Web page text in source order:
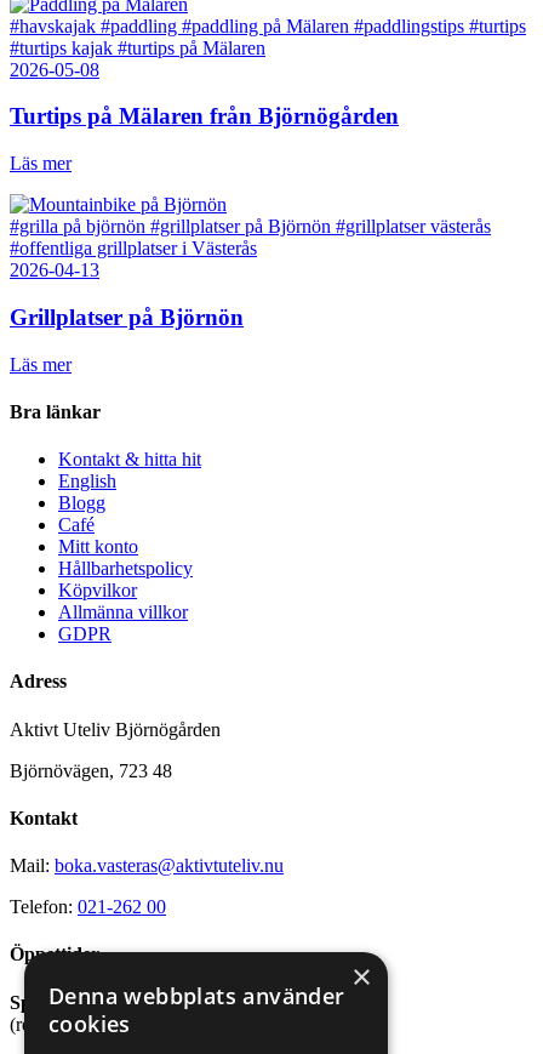
#havskajak #paddling #paddling på Mälaren #paddlingstips #turtips
#turtips kajak #turtips på Mälaren
2026-05-08
Turtips på Mälaren från Björnögården
Läs mer
#grilla på björnön #grillplatser på Björnön #grillplatser västerås
#offentliga grillplatser i Västerås
2026-04-13
Grillplatser på Björnön
Läs mer
Bra länkar
Kontakt & hitta hit
English
Blogg
Café
Mitt konto
Hållbarhetspolicy
Köpvilkor
Allmänna villkor
GDPR
Adress
Aktivt Uteliv Björnögården
Björnövägen, 723 48
Kontakt
Mail: boka.vasteras@aktivtuteliv.nu
Telefon: 021-262 00
Öppettider
Sport- och friluftsbutik
(reception stugby och bastu)
×
Denna webbplats använder
cookies